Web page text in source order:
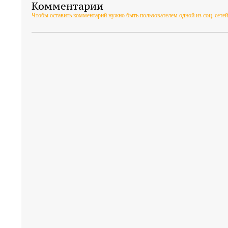
Комментарии
Чтобы оставить комментарий нужно быть пользователем одной из соц. сетей